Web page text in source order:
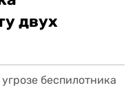
двух
беспилотника